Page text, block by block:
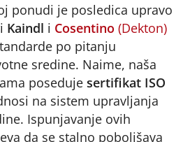
ponudi je posledica upravo
Kaindl i Cosentino (Dekton)
po pitanju
sredine. Naime, naša
poseduje sertifikat ISO
na sistem upravljanja
Ispunjavanje ovih
da se stalno poboljšava